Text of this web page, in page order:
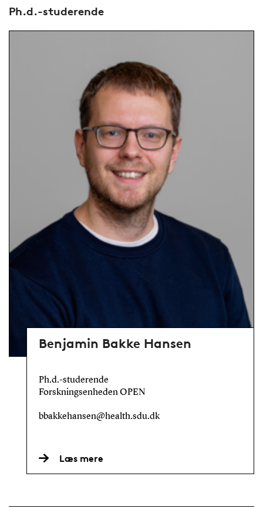
Ph.d.-studerende
Benjamin Bakke Hansen
Ph.d.-studerende
Forskningsenheden OPEN
bbakkehansen@health.sdu.dk
Læs mere